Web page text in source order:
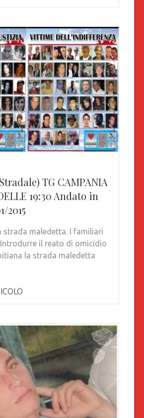
TG CAMPANIA
19:30 Andato in
2015
strada maledetta. I familiari
il reato di omicidio
la strada maledetta